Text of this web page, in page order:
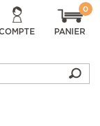
PANIER
0